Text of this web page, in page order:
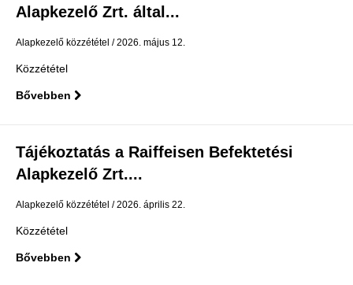
Alapkezelő Zrt. által...
Alapkezelő közzététel 2026. május 12.
Közzététel
Bővebben
Tájékoztatás a Raiffeisen Befektetési
Alapkezelő Zrt....
Alapkezelő közzététel 2026. április 22.
Közzététel
Bővebben